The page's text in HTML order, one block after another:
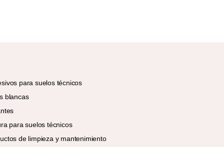
para suelos técnicos
blancas
para suelos técnicos
de limpieza y mantenimiento